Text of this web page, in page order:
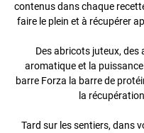
contenus dans chaque
faire le plein et à récupérer
Des abricots juteux, des
aromatique et la
barre Forza la barre de
la
Tard sur les sentiers, dans